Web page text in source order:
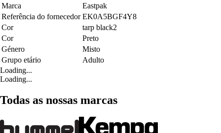
Marca
Eastpak
Referência do fornecedor EK0A5BGF4Y8
Cor
tarp black2
Cor
Preto
Género
Misto
Grupo etário
Adulto
Loading...
Loading...
Todas as nossas marcas